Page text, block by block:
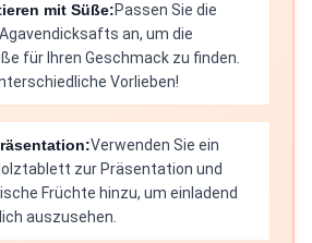
mit Süße:Passen Sie die
an, um die
für Ihren Geschmack zu finden.
Vorlieben!
Verwenden Sie ein
zur Präsentation und
Früchte hinzu, um einladend
auszusehen.